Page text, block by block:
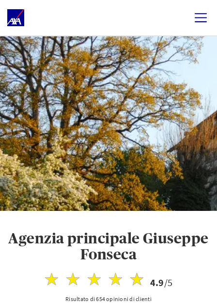
Agenzia principale Giuseppe
Fonseca
4.9/5
Risultato di 654 opinioni di clienti